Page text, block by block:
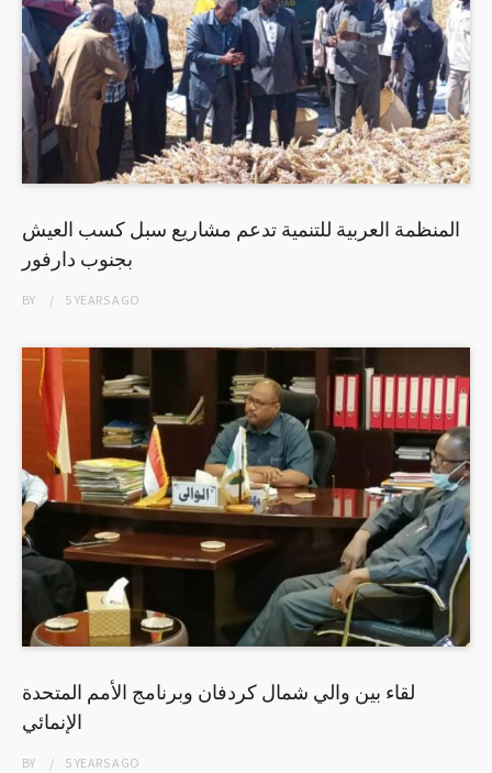
المنظمة العربية للتنمية تدعم مشاريع سبل كسب العيش
بجنوب دارفور
BY 5 YEARSAGO
لقاء بين والي شمال كردفان وبرنامج الأمم المتحدة
الإنمائي
BY 5 YEARSAGO